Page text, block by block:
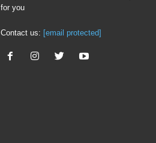
for you
Contact us: [email protected]